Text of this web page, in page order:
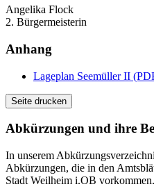
Angelika Flock
2. Bürgermeisterin
Anhang
Lageplan Seemüller II
Seite drucken
Abkürzungen und ihre
In unserem
Abkürzungen, die in den
Stadt Weilheim i.OB vorkommen.